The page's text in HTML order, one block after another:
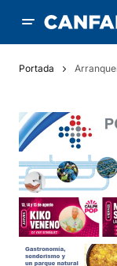
Portada